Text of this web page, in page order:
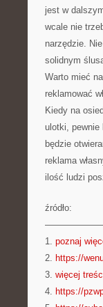
jest w
wcale nie
narzędzie.
solidnym
Warto mieć
reklamować
Kiedy na
ulotki, pewnie
będzie
reklama
ilość ludzi
źródło:
1. poznaj
2. https://
3. więcej
4. https://